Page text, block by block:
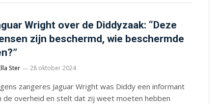
Wright over de Diddyzaak: “Deze
zijn beschermd, wie beschermde
Ster 28 oktober 2024
zangeres Jaguar Wright was Diddy een informant
de overheid en stelt dat zij weet moeten hebben